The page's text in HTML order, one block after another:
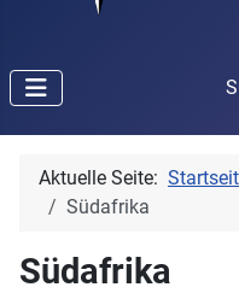
Aktuelle Seite:
Südafrika
Südafrika